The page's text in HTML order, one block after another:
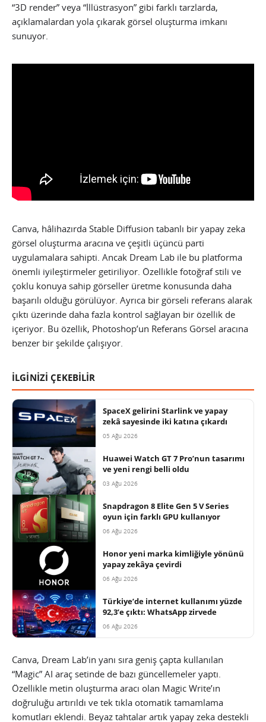
“3D render” veya “İllüstrasyon” gibi farklı tarzlarda,
açıklamalardan yola çıkarak görsel oluşturma imkanı
sunuyor.
Canva, hâlihazırda Stable Diffusion tabanlı bir yapay zeka
görsel oluşturma aracına ve çeşitli üçüncü parti
uygulamalara sahipti. Ancak Dream Lab ile bu platforma
önemli iyileştirmeler getiriliyor. Özellikle fotoğraf stili ve
çoklu konuya sahip görseller üretme konusunda daha
başarılı olduğu görülüyor. Ayrıca bir görseli referans alarak
çıktı üzerinde daha fazla kontrol sağlayan bir özellik de
içeriyor. Bu özellik, Photoshop’un Referans Görsel aracına
benzer bir şekilde çalışıyor.
İLGİNİZİ ÇEKEBİLİR
SpaceX gelirini Starlink ve yapay
zekâ sayesinde iki katına çıkardı
05 Ağu 2026
Huawei Watch GT 7 Pro’nun tasarımı
ve yeni rengi belli oldu
03 Ağu 2026
Snapdragon 8 Elite Gen 5 V Series
oyun için farklı GPU kullanıyor
06 Ağu 2026
Honor yeni marka kimliğiyle yönünü
yapay zekâya çevirdi
06 Ağu 2026
Türkiye’de internet kullanımı yüzde
92,3’e çıktı: WhatsApp zirvede
06 Ağu 2026
Canva, Dream Lab’in yanı sıra geniş çapta kullanılan
“Magic” AI araç setinde de bazı güncellemeler yaptı.
Özellikle metin oluşturma aracı olan Magic Write’ın
doğruluğu artırıldı ve tek tıkla otomatik tamamlama
komutları eklendi. Beyaz tahtalar artık yapay zeka destekli